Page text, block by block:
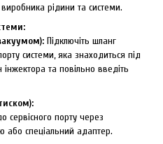
рідини та системи.
Підключіть шланг
системи, яка знаходиться під
та повільно введіть
сервісного порту через
або спеціальний адаптер.